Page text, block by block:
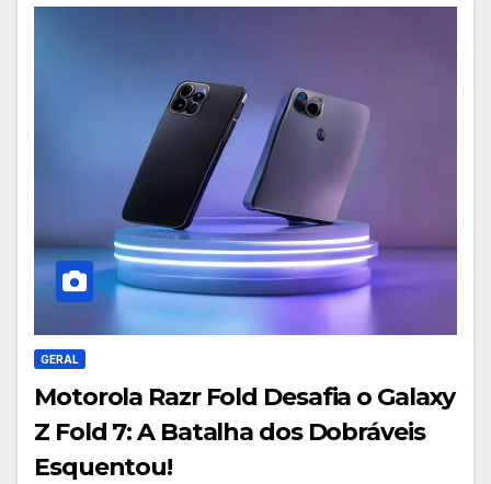
GERAL
Motorola Razr Fold Desafia o Galaxy
Z Fold 7: A Batalha dos Dobráveis
Esquentou!